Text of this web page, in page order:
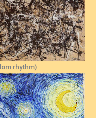
rhythm)